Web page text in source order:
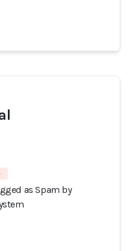
as Spam by